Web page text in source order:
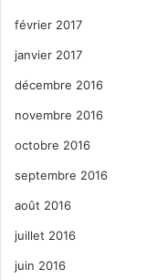
février 2017
janvier 2017
décembre 2016
novembre 2016
octobre 2016
septembre 2016
août 2016
juillet 2016
juin 2016